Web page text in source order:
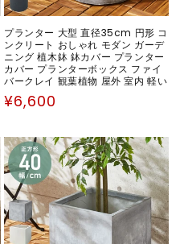
プランター 大型 直径35cm 円形 コ
ンクリート おしゃれ モダン ガーデ
ニング 植木鉢 鉢カバー プランター
カバー プランターボックス ファイ
バークレイ 観葉植物 屋外 室内 軽い
通
価
格
¥6,600